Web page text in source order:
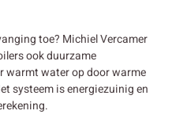
toe? Michiel Vercamer
ook duurzame
warmt water op door warme
systeem is energiezuinig en